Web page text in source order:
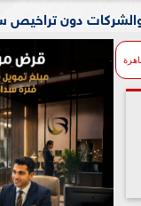
”شبراخيت وبدر” سليمة